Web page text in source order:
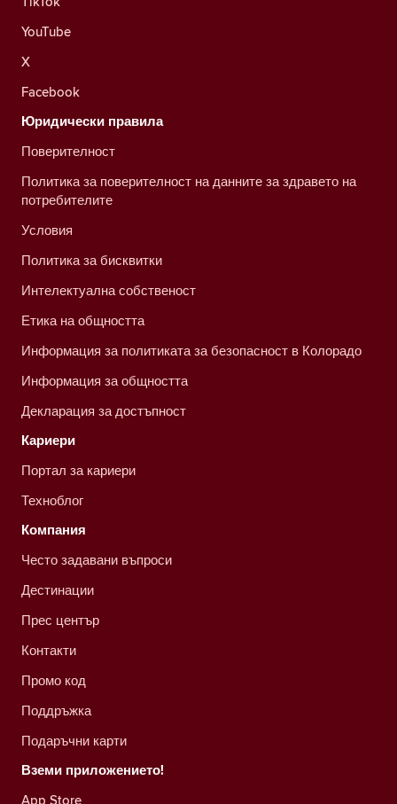
YouTube
X
Facebook
Юридически правила
Поверителност
Политика за поверителност на данните за здравето на
потребителите
Условия
Политика за бисквитки
Интелектуална собственост
Етика на общността
Информация за политиката за безопасност в Колорадо
Информация за общността
Декларация за достъпност
Кариери
Портал за кариери
Техноблог
Компания
Често задавани въпроси
Дестинации
Прес център
Контакти
Промо код
Поддръжка
Подаръчни карти
Вземи приложението!
App Store